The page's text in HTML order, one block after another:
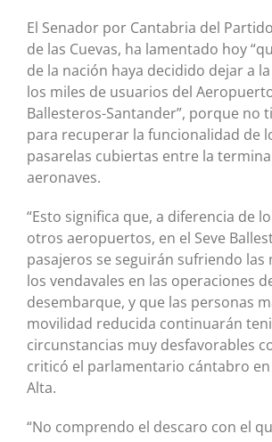
El Senador por Cantabria del
de las Cuevas, ha lamentado hoy
de la nación haya decidido dejar a
los miles de usuarios del Aeropuerto
Ballesteros-Santander”, porque no
para recuperar la funcionalidad de
pasarelas cubiertas entre la
aeronaves.
“Esto significa que, a diferencia de
otros aeropuertos, en el Seve
pasajeros se seguirán sufriendo las
los vendavales en las operaciones
desembarque, y que las personas
movilidad reducida continuarán
circunstancias muy desfavorables
criticó el parlamentario cántabro en
Alta.
“No comprendo el descaro con el